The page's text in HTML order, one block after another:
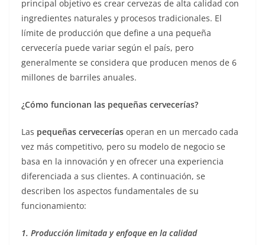
principal objetivo es crear cervezas de alta calidad con
ingredientes naturales y procesos tradicionales. El
límite de producción que define a una pequeña
cervecería puede variar según el país, pero
generalmente se considera que producen menos de 6
millones de barriles anuales.
¿Cómo funcionan las pequeñas cervecerías?
Las pequeñas cervecerías operan en un mercado cada
vez más competitivo, pero su modelo de negocio se
basa en la innovación y en ofrecer una experiencia
diferenciada a sus clientes. A continuación, se
describen los aspectos fundamentales de su
funcionamiento:
1. Producción limitada y enfoque en la calidad